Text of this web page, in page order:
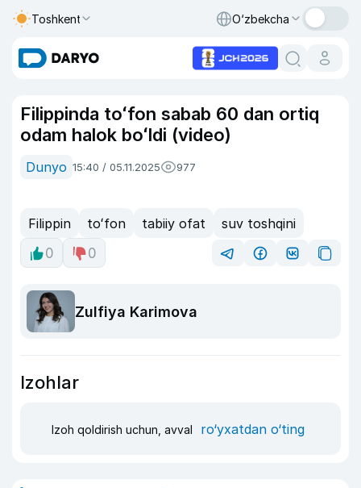
Toshkent O‘zbekcha
Filippinda toʻfon sabab 60 dan ortiq
odam halok boʻldi (video)
Dunyo 15:40 / 05.11.2025 977
Filippin toʻfon tabiiy ofat
suv toshqini
0
0
Zulfiya Karimova
Izohlar
Izoh qoldirish uchun, avval ro‘yxatdan o‘ting